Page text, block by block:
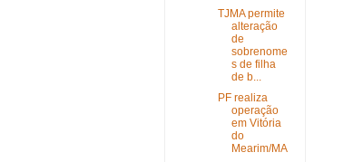
TJMA permite
alteração
de
sobrenome
s de filha
de b...
PF realiza
operação
em Vitória
do
Mearim/MA